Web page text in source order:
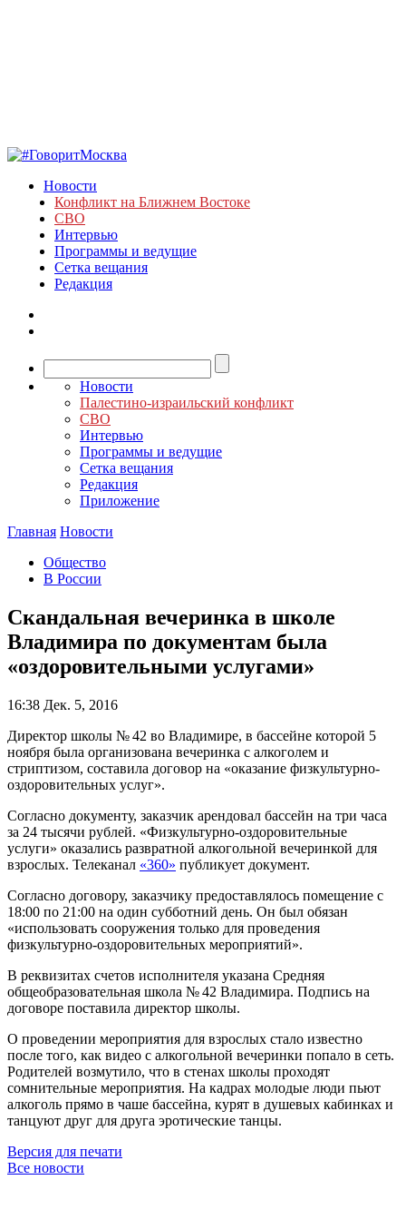
Новости
Конфликт на Ближнем Востоке
СВО
Интервью
Программы и ведущие
Сетка вещания
Редакция
Новости
Палестино-израильский конфликт
СВО
Интервью
Программы и ведущие
Сетка вещания
Редакция
Приложение
Главная Новости
Общество
В России
Скандальная вечеринка в школе
Владимира по документам была
«оздоровительными услугами»
16:38 Дек. 5, 2016
Директор школы № 42 во Владимире, в бассейне которой 5
ноября была организована вечеринка с алкоголем и
стриптизом, составила договор на «оказание физкультурно-
оздоровительных услуг».
Согласно документу, заказчик арендовал бассейн на три часа
за 24 тысячи рублей. «Физкультурно-оздоровительные
услуги» оказались развратной алкогольной вечеринкой для
взрослых. Телеканал «360» публикует документ.
Согласно договору, заказчику предоставлялось помещение с
18:00 по 21:00 на один субботний день. Он был обязан
«использовать сооружения только для проведения
физкультурно-оздоровительных мероприятий».
В реквизитах счетов исполнителя указана Средняя
общеобразовательная школа № 42 Владимира. Подпись на
договоре поставила директор школы.
О проведении мероприятия для взрослых стало известно
после того, как видео с алкогольной вечеринки попало в сеть.
Родителей возмутило, что в стенах школы проходят
сомнительные мероприятия. На кадрах молодые люди пьют
алкоголь прямо в чаше бассейна, курят в душевых кабинках и
танцуют друг для друга эротические танцы.
Версия для печати
Все новости